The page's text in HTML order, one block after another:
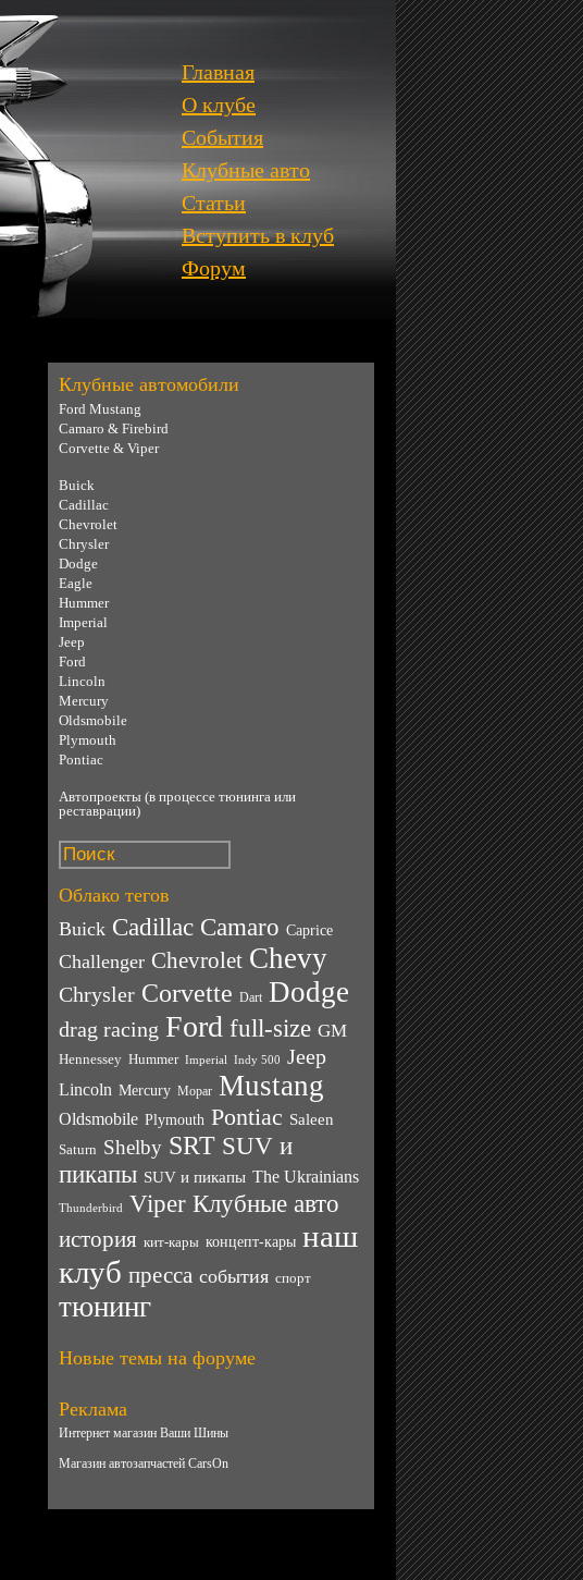
Главная
О клубе
События
Клубные авто
Статьи
Вступить в клуб
Форум
Клубные автомобили
Ford Mustang
Camaro & Firebird
Corvette & Viper
Buick
Cadillac
Chevrolet
Chrysler
Dodge
Eagle
Hummer
Imperial
Jeep
Ford
Lincoln
Mercury
Oldsmobile
Plymouth
Pontiac
Автопроекты (в процессе тюнинга или
реставрации)
Облако тегов
Buick Cadillac Camaro Caprice
Challenger Chevrolet Chevy
Chrysler Corvette Dart Dodge
drag racing Ford full-size GM
Hennessey Hummer Imperial Indy 500 Jeep
Lincoln Mercury Mopar Mustang
Oldsmobile Plymouth Pontiac Saleen
Saturn Shelby SRT SUV и
пикапы SUV и пикапы The Ukrainians
Thunderbird Viper Клубные авто
история кит-кары концепт-кары наш
клуб пресса события спорт
тюнинг
Новые темы на форуме
Реклама
Интернет магазин Ваши Шины
Магазин автозапчастей CarsOn